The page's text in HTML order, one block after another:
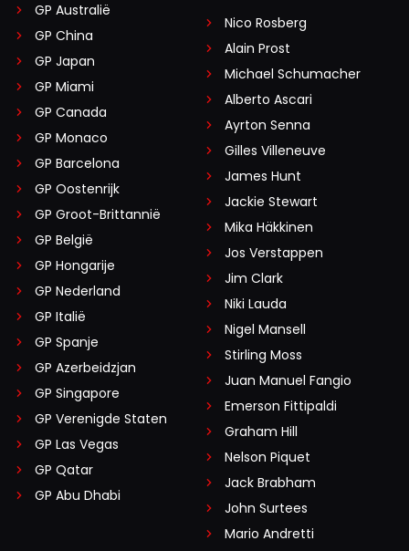
GP Australië
GP China
GP Japan
GP Miami
GP Canada
GP Monaco
GP Barcelona
GP Oostenrijk
GP Groot-Brittannië
GP België
GP Hongarije
GP Nederland
GP Italië
GP Spanje
GP Azerbeidzjan
GP Singapore
GP Verenigde Staten
GP Las Vegas
GP Qatar
GP Abu Dhabi
Nico Rosberg
Alain Prost
Michael Schumacher
Alberto Ascari
Ayrton Senna
Gilles Villeneuve
James Hunt
Jackie Stewart
Mika Häkkinen
Jos Verstappen
Jim Clark
Niki Lauda
Nigel Mansell
Stirling Moss
Juan Manuel Fangio
Emerson Fittipaldi
Graham Hill
Nelson Piquet
Jack Brabham
John Surtees
Mario Andretti